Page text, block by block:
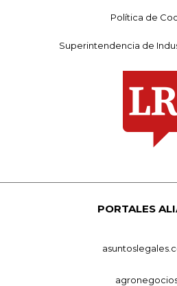
Política de
Superintendencia de
PORTALES